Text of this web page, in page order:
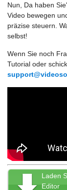
Nun, Da haben
Video bewegen
präzise steuern.
selbst!
Wenn Sie noch
Tutorial oder
Laden
Editor